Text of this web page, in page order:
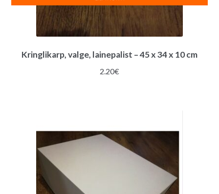
Kringlikarp, valge, lainepalist – 45 x 34 x 10 cm
2.20€